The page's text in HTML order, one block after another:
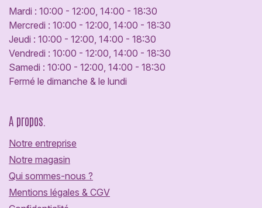
Mardi : 10:00 - 12:00, 14:00 - 18:30
Mercredi : 10:00 - 12:00, 14:00 - 18:30
Jeudi : 10:00 - 12:00, 14:00 - 18:30
Vendredi : 10:00 - 12:00, 14:00 - 18:30
Samedi : 10:00 - 12:00, 14:00 - 18:30
Fermé le dimanche & le lundi
A propos.
Notre entreprise
Notre magasin
Qui sommes-nous ?
Mentions légales & CGV